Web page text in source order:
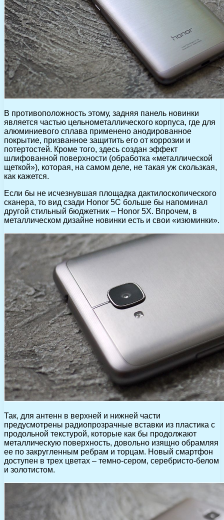
В противоположность этому, задняя панель новинки
является частью цельнометаллического корпуса, где для
алюминиевого сплава применено анодированное
покрытие, призванное защитить его от коррозии и
потертостей. Кроме того, здесь создан эффект
шлифованной поверхности (обработка «металлической
щеткой»), которая, на самом деле, не такая уж скользкая,
как кажется.
Если бы не исчезнувшая площадка дактилоскопического
сканера, то вид сзади Honor 5C больше бы напоминал
другой стильный бюджетник – Honor 5X. Впрочем, в
металлическом дизайне новинки есть и свои «изюминки».
Так, для антенн в верхней и нижней части
предусмотрены радиопрозрачные вставки из пластика с
продольной текстурой, которые как бы продолжают
металлическую поверхность, довольно изящно обрамляя
ее по закругленным ребрам и торцам. Новый смартфон
доступен в трех цветах – темно-сером, серебристо-белом
и золотистом.